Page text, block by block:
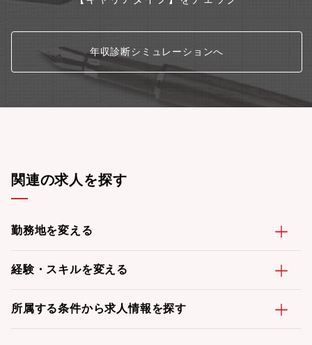
り、自動車/半導体/通信/ライフサイエンスなどの幅広い領域に製
ドアップのニーズに即応するために設立されました。■主に2つの
通信機器などの開発試作サポート、デバイス開発支援ソケット／
パネル（セル）点灯検査用ソケットの設計製作を行っておりま
す。■誰もが知っているような国内大手メーカーを中心に、あらゆ
す。■弊社が扱う樹脂成形による試作部品の製造を通じて、自動
年収診断シミュレーションへ
関連の求人を探す
勤務地を変える
経験・スキルを変える
所属する条件から求人情報を探す